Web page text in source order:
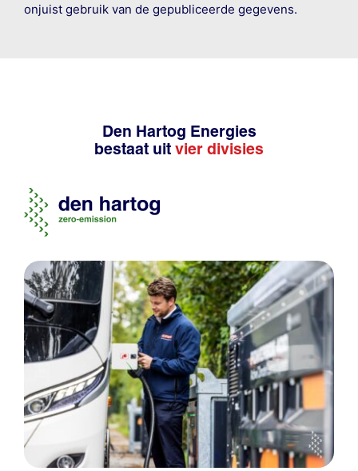
onjuist gebruik van de gepubliceerde gegevens.
Den Hartog Energies
bestaat uit vier divisies